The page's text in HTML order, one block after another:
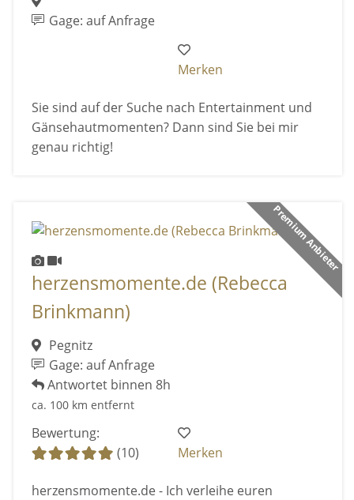
Gage: auf Anfrage
Merken
Sie sind auf der Suche nach Entertainment und
Gänsehautmomenten? Dann sind Sie bei mir
genau richtig!
Premium Anbieter
herzensmomente.de (Rebecca
Brinkmann)
Pegnitz
Gage: auf Anfrage
Antwortet binnen 8h
ca. 100 km entfernt
Bewertung:
(10)
Merken
herzensmomente.de - Ich verleihe euren